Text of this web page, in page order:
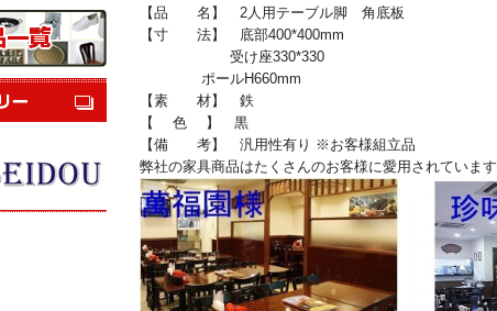
【品 名】 2人用テーブル脚 角底板
【寸 法】 底部400*400mm
受け座330*330
ポールH660mm
【素 材】 鉄
【 色 】 黒
【備 考】 汎用性有り ※お客様組立品
弊社の家具商品はたくさんのお客様に愛用されています